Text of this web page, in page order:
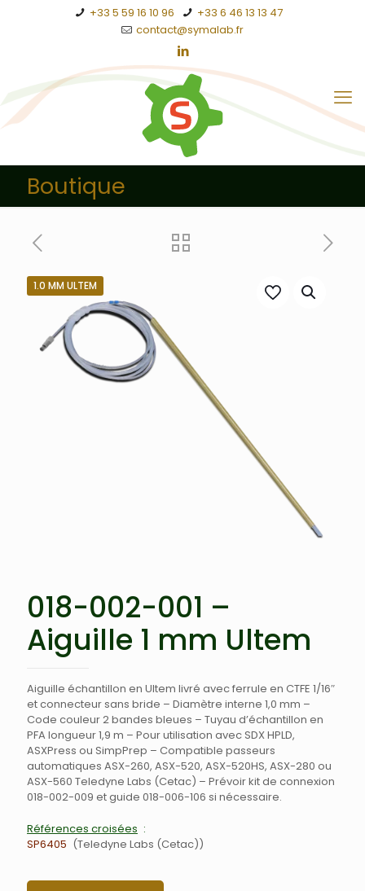
+33 5 59 16 10 96
+33 6 46 13 13 47
contact@symalab.fr
Boutique
1.0 MM ULTEM
018-002-001 –
Aiguille 1 mm Ultem
Aiguille échantillon en Ultem livré avec ferrule en CTFE 1/16″
et connecteur sans bride – Diamètre interne 1,0 mm –
Code couleur 2 bandes bleues – Tuyau d’échantillon en
PFA longueur 1,9 m – Pour utilisation avec SDX HPLD,
ASXPress ou SimpPrep – Compatible passeurs
automatiques ASX-260, ASX-520, ASX-520HS, ASX-280 ou
ASX-560 Teledyne Labs (Cetac) – Prévoir kit de connexion
018-002-009 et guide 018-006-106 si nécessaire.
Références croisées
SP6405
Teledyne Labs (Cetac)